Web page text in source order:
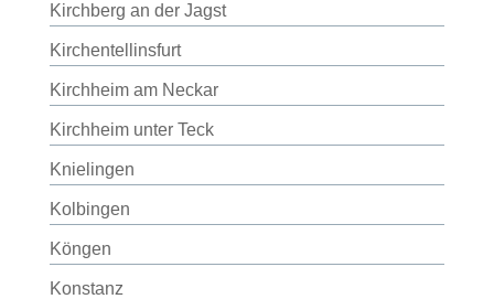
Kirchberg an der Jagst
Kirchentellinsfurt
Kirchheim am Neckar
Kirchheim unter Teck
Knielingen
Kolbingen
Köngen
Konstanz